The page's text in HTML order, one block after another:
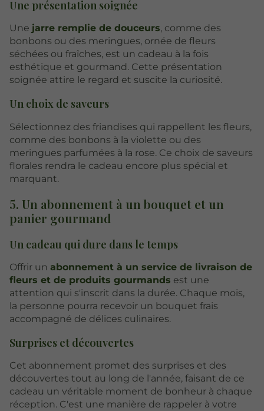
Une présentation soignée
Une jarre remplie de douceurs, comme des
bonbons ou des meringues, ornée de fleurs
séchées ou fraîches, est un cadeau à la fois
esthétique et gourmand. Cette présentation
soignée attire le regard et suscite la curiosité.
Un choix de saveurs
Sélectionnez des friandises qui rappellent les fleurs,
comme des bonbons à la violette ou des
meringues parfumées à la rose. Ce choix de saveurs
florales rendra le cadeau encore plus spécial et
marquant.
5. Un abonnement à un bouquet et un
panier gourmand
Un cadeau qui dure dans le temps
Offrir un abonnement à un service de livraison de
fleurs et de produits gourmands est une
attention qui s'inscrit dans la durée. Chaque mois,
la personne pourra recevoir un bouquet frais
accompagné de délices culinaires.
Surprises et découvertes
Cet abonnement promet des surprises et des
découvertes tout au long de l'année, faisant de ce
cadeau un véritable moment de bonheur à chaque
réception. C'est une manière de rappeler à votre